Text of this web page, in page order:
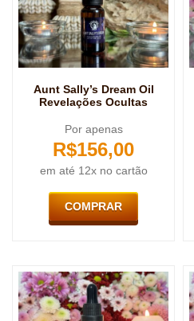
Aunt Sally’s Dream Oil
Revelações Ocultas
Por apenas
R$156,00
em até 12x no cartão
COMPRAR